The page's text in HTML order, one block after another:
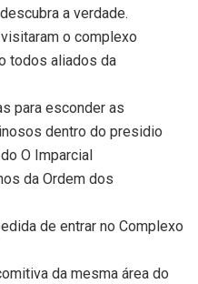
a verdade.
o complexo
todos aliados da
para esconder as
dentro do presidio
O Imparcial
da Ordem dos
de entrar no Complexo
da mesma área do